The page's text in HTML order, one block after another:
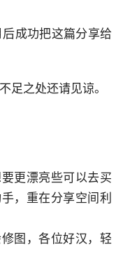
成功把这篇分享给
足之处还请见谅。
更漂亮些可以去买
，重在分享空间利
图，各位好汉，轻